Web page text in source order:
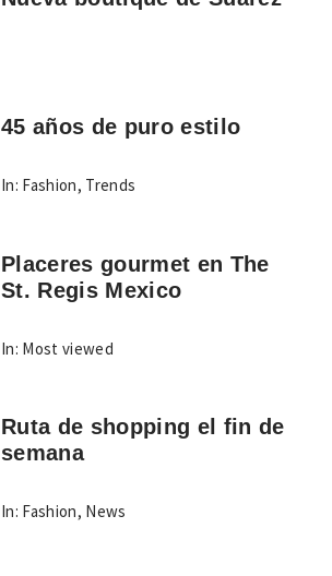
45 años de puro estilo
In: Fashion, Trends
Placeres gourmet en The
St. Regis Mexico
In: Most viewed
Ruta de shopping el fin de
semana
In: Fashion, News